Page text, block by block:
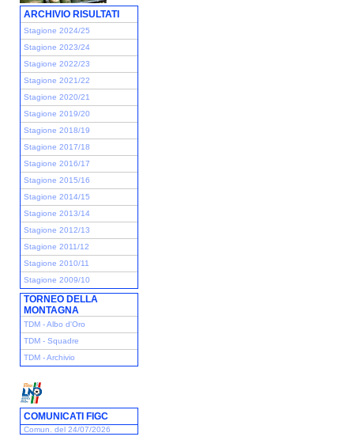
ARCHIVIO RISULTATI
Stagione 2024/25
Stagione 2023/24
Stagione 2022/23
Stagione 2021/22
Stagione 2020/21
Stagione 2019/20
Stagione 2018/19
Stagione 2017/18
Stagione 2016/17
Stagione 2015/16
Stagione 2014/15
Stagione 2013/14
Stagione 2012/13
Stagione 2011/12
Stagione 2010/11
Stagione 2009/10
TORNEO DELLA
MONTAGNA
TDM - Albo d'Oro
TDM - Squadre
TDM - Archivio
COMUNICATI FIGC
Comun. del 24/07/2026